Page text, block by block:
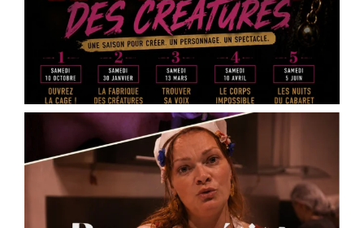
des fêtes d’Ingré, la sortie de résidence de « Des
cailloux dans le ventre », une création de Marin
Heraut .
Ce spectacle mêle théâtre documentaire, satire
médiatique et écriture contemporaine pour plo
See More
Photo
View on Facebook · Share